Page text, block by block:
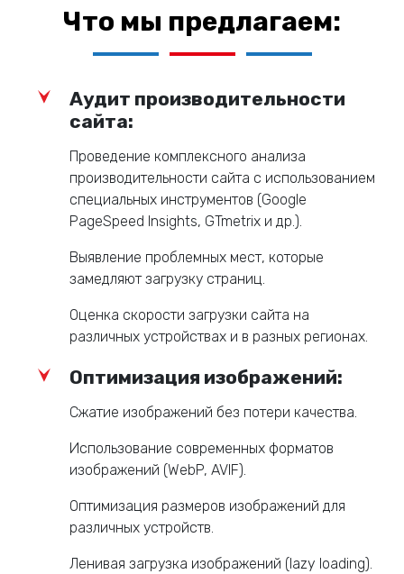
Что мы предлагаем:
Аудит производительности
сайта:
Проведение комплексного анализа
производительности сайта с использованием
специальных инструментов (Google
PageSpeed Insights, GTmetrix и др.).
Выявление проблемных мест, которые
замедляют загрузку страниц.
Оценка скорости загрузки сайта на
различных устройствах и в разных регионах.
Оптимизация изображений:
Сжатие изображений без потери качества.
Использование современных форматов
изображений (WebP, AVIF).
Оптимизация размеров изображений для
различных устройств.
Ленивая загрузка изображений (lazy loading).